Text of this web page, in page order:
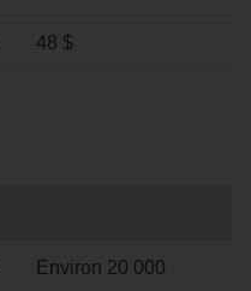
48 $
Environ 20 000